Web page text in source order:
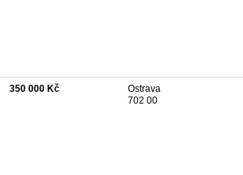
350 000 Kč
Ostrava
702 00